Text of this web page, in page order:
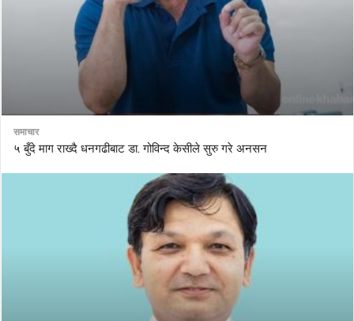
समाचार
५ बुँदे माग राख्दै धनगढीबाट डा. गोविन्द केसीले सुरु गरे अनसन